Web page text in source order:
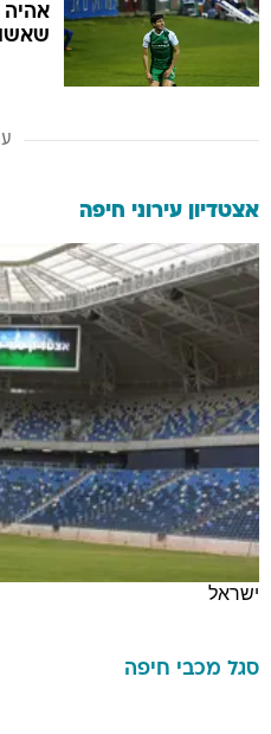
אהיה
אצטדיון עירוני חיפה
ישראל
סגל מכבי חיפה